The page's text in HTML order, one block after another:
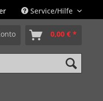
Service/Hilfe
0,00 € *